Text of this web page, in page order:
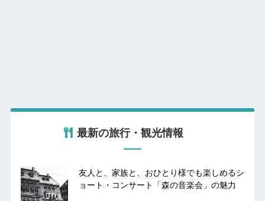
最新の旅行・観光情報
友人と、家族と、おひとり様でも楽しめるシ
ョート・コンサート「森の音楽会」の魅力